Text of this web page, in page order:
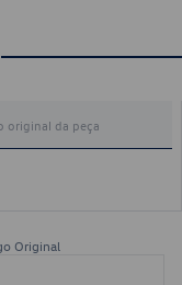
Original